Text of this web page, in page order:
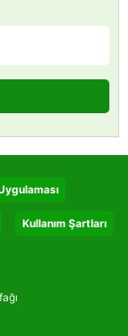
Kullanım Şartları